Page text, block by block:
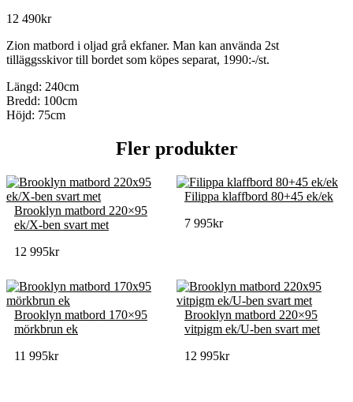
12 490kr
Zion matbord i oljad grå ekfaner. Man kan använda 2st
tilläggsskivor till bordet som köpes separat, 1990:-/st.
Längd: 240cm
Bredd: 100cm
Höjd: 75cm
Fler produkter
Brooklyn matbord 220×95
ek/X-ben svart met
12 995kr
Filippa klaffbord 80+45 ek/ek
7 995kr
Brooklyn matbord 170×95
mörkbrun ek
11 995kr
Brooklyn matbord 220×95
vitpigm ek/U-ben svart met
12 995kr